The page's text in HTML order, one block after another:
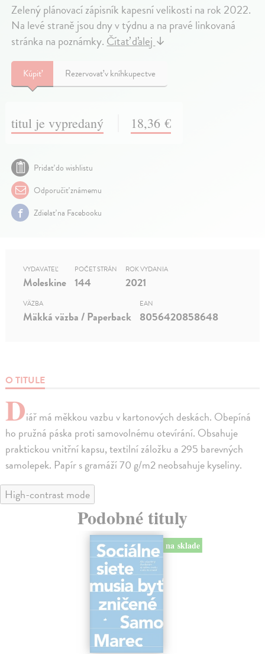
Zelený plánovací zápisník kapesní velikosti na rok 2022.
Na levé straně jsou dny v týdnu a na pravé linkovaná
stránka na poznámky. Čítať ďalej ↓
Kúpiť Rezervovať v kníhkupectve
titul je vypredaný 18,36 €
Pridať do wishlistu
Odporučiť známemu
Zdielať na Facebooku
O TITULE
Diář má měkkou vazbu v kartonových deskách. Obepíná
ho pružná páska proti samovolnému otevírání. Obsahuje
praktickou vnitřní kapsu, textilní záložku a 295 barevných
samolepek. Papír s gramáží 70 g/m2 neobsahuje kyseliny.
VYDAVATEĽ
Moleskine
POČET STRÁN
144
ROK VYDANIA
2021
VÄZBA
Mäkká väzba / Paperback
EAN
8056420858648
High-contrast mode
Podobné tituly
na sklade